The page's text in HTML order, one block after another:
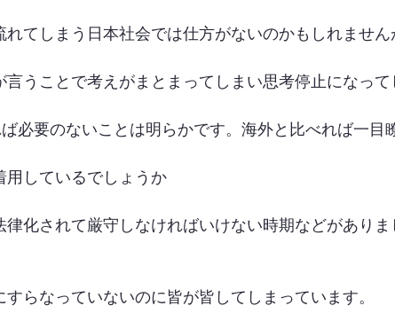
れてしまう日本社会では仕方がないのかもしれません
うことで考えがまとまってしまい思考停止になって
必要のないことは明らかです。海外と比べれば一目
用しているでしょうか
化されて厳守しなければいけない時期などがありま
らなっていないのに皆が皆してしまっています。